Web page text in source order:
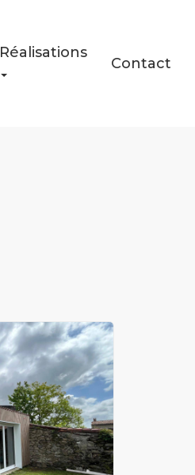
Réalisations
Contact